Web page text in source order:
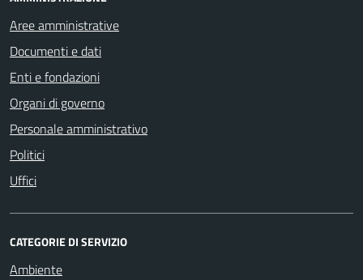
Aree amministrative
Documenti e dati
Enti e fondazioni
Organi di governo
Personale amministrativo
Politici
Uffici
CATEGORIE DI SERVIZIO
Ambiente